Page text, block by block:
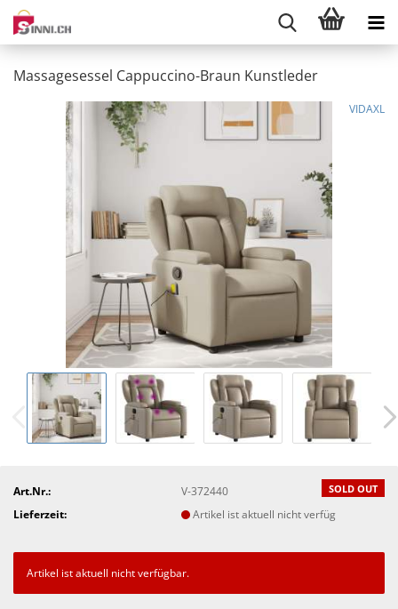
Massagesessel Cappuccino-Braun Kunstleder
VIDAXL
SOLD OUT
Art.Nr.:
V-372440
Lieferzeit:
Artikel ist aktuell nicht verfüg
Artikel ist aktuell nicht verfügbar.